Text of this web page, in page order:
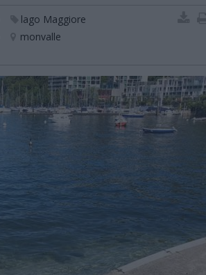
lago Maggiore
monvalle